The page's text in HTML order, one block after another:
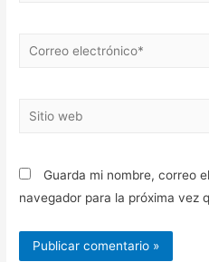
Correo
Sitio
Guarda mi nombre, correo
navegador para la próxima vez